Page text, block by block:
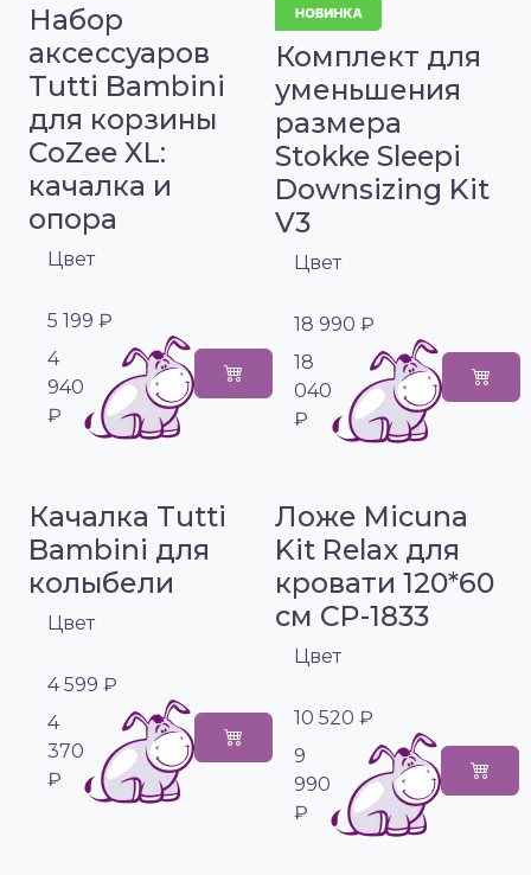
Набор
аксессуаров
Tutti Bambini
для корзины
CoZee XL:
качалка и
опора
Цвет
5 199 ₽
4
940
₽
Комплект для
уменьшения
размера
Stokke Sleepi
Downsizing Kit
V3
Цвет
18 990 ₽
18
040
₽
Качалка Tutti
Bambini для
колыбели
Цвет
4 599 ₽
4
370
₽
Ложе Micuna
Kit Relax для
кровати 120*60
см CP-1833
Цвет
10 520 ₽
9
990
₽